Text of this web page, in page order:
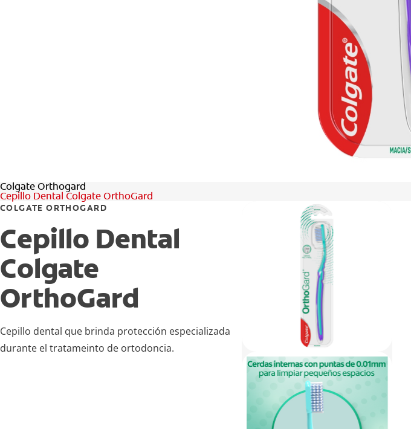
Colgate Orthogard
Cepillo Dental Colgate OrthoGard
COLGATE ORTHOGARD
Cepillo Dental
Colgate
OrthoGard
Cepillo dental que brinda protección especializada
durante el tratameinto de ortodoncia.